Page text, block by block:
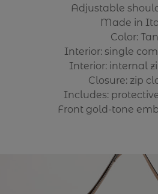
Adjustable
Made in
Color: Tan
Interior: single
Interior: internal
Closure: zip
Includes:
Front gold-tone